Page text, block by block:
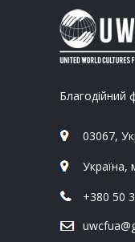
Благодійний
03067,
Україна,
+380 50